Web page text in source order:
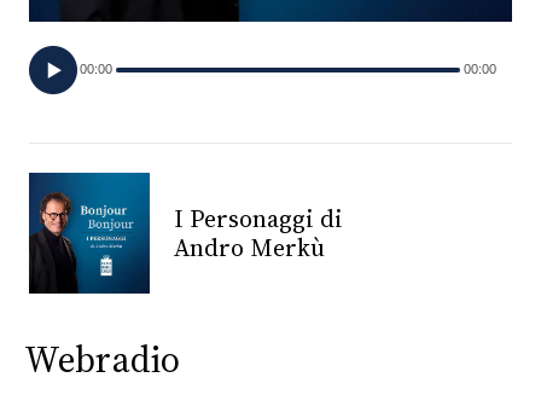
TV
PRINCIPATO
MONACO
RMC
CONSIGLIA
00:00 00:00
I Personaggi di
Andro Merkù
Webradio